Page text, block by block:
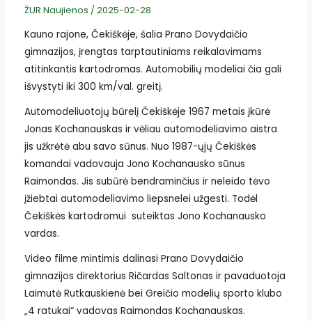
ŽUR Naujienos / 2025-02-28
Kauno rajone, Čekiškėje, šalia Prano Dovydaičio
gimnazijos, įrengtas tarptautiniams reikalavimams
atitinkantis kartodromas. Automobilių modeliai čia gali
išvystyti iki 300 km/val. greitį.
Automodeliuotojų būrelį Čekiškėje 1967 metais įkūrė
Jonas Kochanauskas ir vėliau automodeliavimo aistra
jis užkrėtė abu savo sūnus. Nuo 1987-ųjų Čekiškės
komandai vadovauja Jono Kochanausko sūnus
Raimondas. Jis subūrė bendraminčius ir neleido tėvo
įžiebtai automodeliavimo liepsnelei užgesti. Todėl
Čekiškės kartodromui suteiktas Jono Kochanausko
vardas.
Video filme mintimis dalinasi Prano Dovydaičio
gimnazijos direktorius Ričardas Saltonas ir pavaduotoja
Laimutė Rutkauskienė bei Greičio modelių sporto klubo
„4 ratukai“ vadovas Raimondas Kochanauskas.